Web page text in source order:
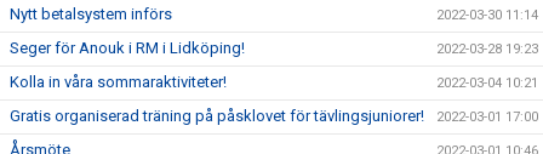
Nytt betalsystem införs 2022-03-30 11:14
Seger för Anouk i RM i Lidköping! 2022-03-28 19:23
Kolla in våra sommaraktiviteter! 2022-03-04 10:21
Gratis organiserad träning på påsklovet för tävlingsjuniorer! 2022-03-01 17:00
Årsmöte